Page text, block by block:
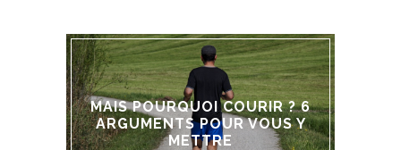
MAIS POURQUOI COURIR ? 6
ARGUMENTS POUR VOUS Y
METTRE